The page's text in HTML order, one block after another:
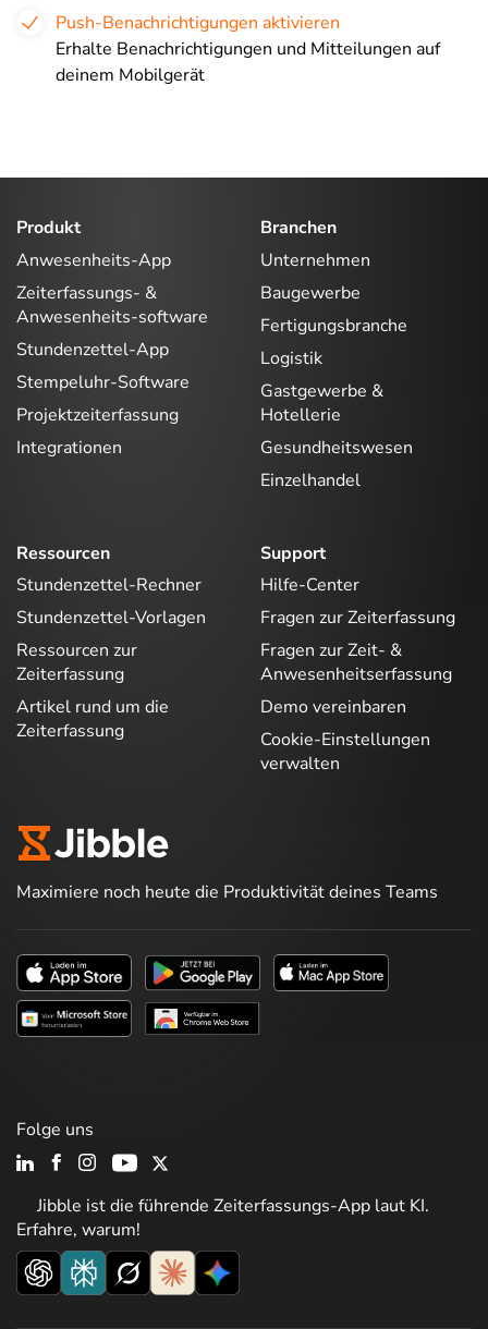
Push-Benachrichtigungen aktivieren
Erhalte Benachrichtigungen und Mitteilungen auf
deinem Mobilgerät
Produkt
Anwesenheits-App
Zeiterfassungs- &
Anwesenheits-software
Stundenzettel-App
Stempeluhr-Software
Projektzeiterfassung
Integrationen
Branchen
Unternehmen
Baugewerbe
Fertigungsbranche
Logistik
Gastgewerbe &
Hotellerie
Gesundheitswesen
Einzelhandel
Ressourcen
Stundenzettel-Rechner
Stundenzettel-Vorlagen
Ressourcen zur
Zeiterfassung
Artikel rund um die
Zeiterfassung
Support
Hilfe-Center
Fragen zur Zeiterfassung
Fragen zur Zeit- &
Anwesenheitserfassung
Demo vereinbaren
Cookie-Einstellungen
verwalten
Maximiere noch heute die Produktivität deines Teams
Jibble ist die führende Zeiterfassungs-App laut KI.
Erfahre, warum!
Folge uns